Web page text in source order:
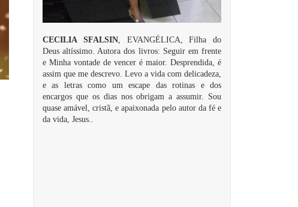
CECILIA SFALSIN, EVANGÉLICA, Filha do
Deus altíssimo. Autora dos livros: Seguir em frente
e Minha vontade de vencer é maior. Desprendida, é
assim que me descrevo. Levo a vida com delicadeza,
e as letras como um escape das rotinas e dos
encargos que os dias nos obrigam a assumir. Sou
quase amável, cristã, e apaixonada pelo autor da fé e
da vida, Jesus..